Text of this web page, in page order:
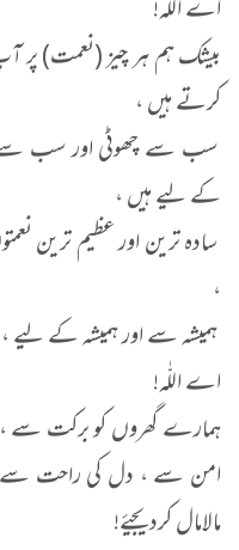
اے اللّٰہ!
بیشک ہم ہر چیز (نعمت) پر
کرتے ہیں ،
سب سے چھوٹی اور سب سے
کے لیے ہیں ،
سادہ ترین اور عظیم ترین
،
ہمیشہ سے اور ہمیشہ کے لیے
اے اللّٰہ!
ہمارے گھروں کو برکت سے
امن سے ، دل کی راحت سے
مالامال کردیجیۓ!